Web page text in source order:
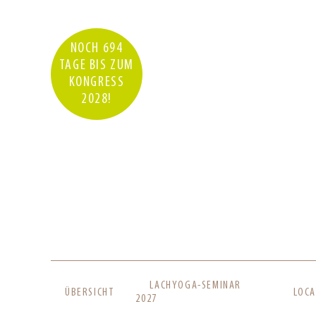
NOCH 694
TAGE BIS ZUM
KONGRESS
2028!
NAVIGATION
ÜBERSPRINGEN
ÜBERSICHT
LACHYOGA-SEMINAR
2027